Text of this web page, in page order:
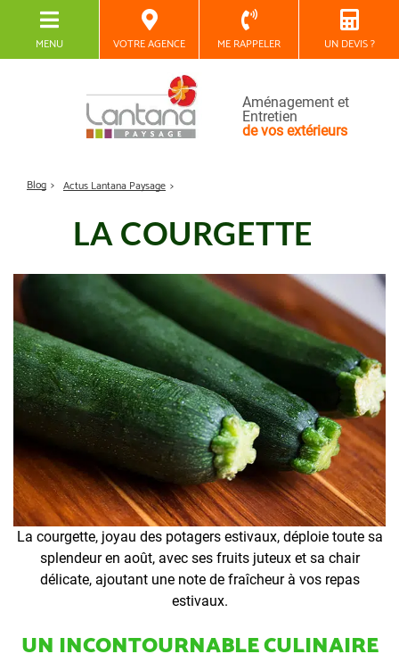
MENU VOTRE AGENCE ME RAPPELER UN DEVIS ?
Aménagement et
Entretien
de vos extérieurs
Blog Actus Lantana Paysage
LA COURGETTE
La courgette, joyau des potagers estivaux, déploie toute sa
splendeur en août, avec ses fruits juteux et sa chair
délicate, ajoutant une note de fraîcheur à vos repas
estivaux.
UN INCONTOURNABLE CULINAIRE